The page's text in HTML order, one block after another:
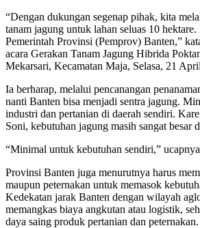
“Dengan dukungan segenap pihak, kita
tanam jagung untuk lahan seluas 10
Pemerintah Provinsi (Pemprov) Banten,”
acara Gerakan Tanam Jagung Hibrida
Mekarsari, Kecamatan Maja, Selasa, 21
Ia berharap, melalui pencanangan
nanti Banten bisa menjadi sentra jagung.
industri dan pertanian di daerah sendiri.
Soni, kebutuhan jagung masih sangat besar
“Minimal untuk kebutuhan sendiri,”
Provinsi Banten juga menurutnya harus
maupun peternakan untuk memasok
Kedekatan jarak Banten dengan wilayah
memangkas biaya angkutan atau logistik,
daya saing produk pertanian dan peternakan.